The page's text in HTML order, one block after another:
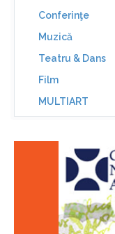
Conferinţe
Muzică
Teatru & Dans
Film
MULTIART